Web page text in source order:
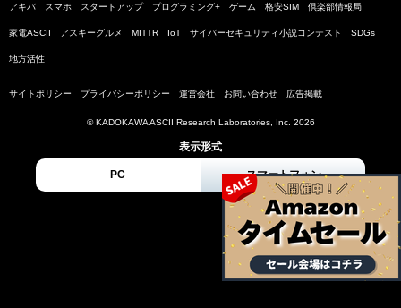
アキバ スマホ スタートアップ プログラミング+ ゲーム 格安SIM 倶楽部情報局
家電ASCII アスキーグルメ MITTR IoT サイバーセキュリティ小説コンテスト SDGs
地方活性
サイトポリシー プライバシーポリシー 運営会社 お問い合わせ 広告掲載
© KADOKAWA ASCII Research Laboratories, Inc. 2026
表示形式
PC スマートフォン